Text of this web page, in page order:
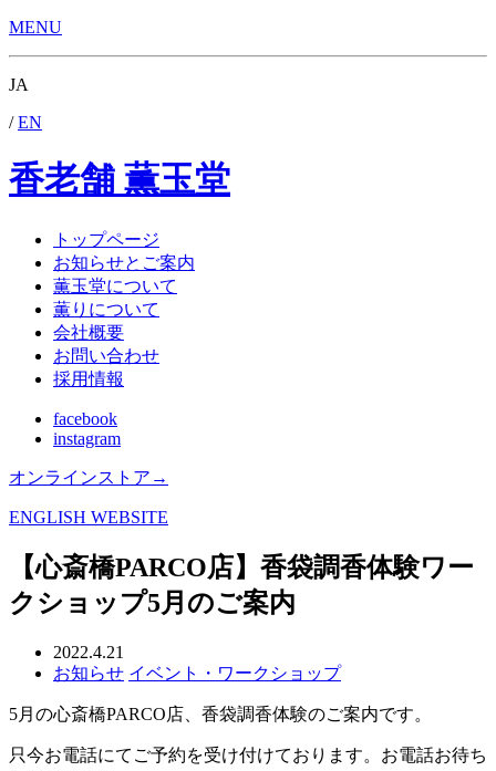
MENU
JA
/ EN
香老舗 薫玉堂
トップページ
お知らせとご案内
薫玉堂について
薫りについて
会社概要
お問い合わせ
採用情報
facebook
instagram
オンラインストア →
ENGLISH WEBSITE
【心斎橋PARCO店】香袋調香体験ワー
クショップ5月のご案内
2022.4.21
お知らせ イベント・ワークショップ
5月の心斎橋PARCO店、香袋調香体験のご案内です。
只今お電話にてご予約を受け付けております。お電話お待ち